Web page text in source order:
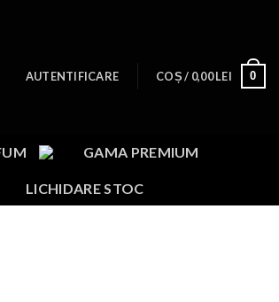
AUTENTIFICARE COȘ / 0,00LEI 0
GAMA PREMIUM
LICHIDARE STOC